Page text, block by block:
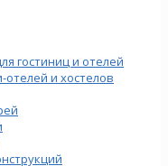
гостиниц и отелей
отелей и хостелов